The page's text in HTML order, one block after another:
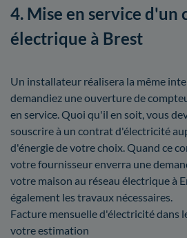
4. Mise en service d'un
électrique à Brest
Un installateur réalisera la même
demandiez une ouverture de
en service. Quoi qu'il en soit, vous
souscrire à un contrat d'électricité
d'énergie de votre choix. Quand ce
votre fournisseur enverra une
votre maison au réseau électrique à
également les travaux nécessaires.
Facture mensuelle d'électricité dans
votre estimation